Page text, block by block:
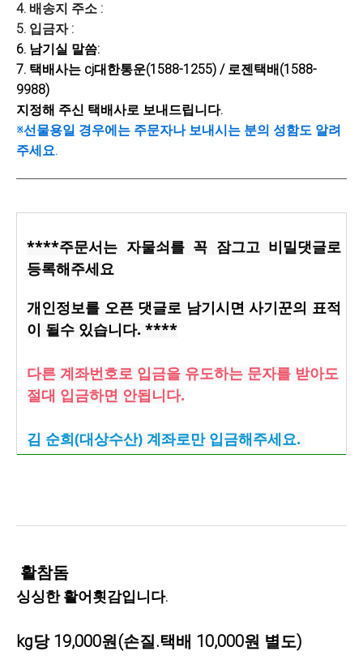
4. 배송지 주소 :
5. 입금자 :
6. 남기실 말씀:
7. 택배사는 cj대한통운(1588-1255) / 로젠택배(1588-
9988)
지정해 주신 택배사로 보내드립니다.
※선물용일 경우에는 주문자나 보내시는 분의 성함도 알려
주세요.
****주문서는 자물쇠를 꼭 잠그고 비밀댓글로
등록해주세요
개인정보를 오픈 댓글로 남기시면 사기꾼의 표적
이 될수 있습니다. ****
다른 계좌번호로 입금을 유도하는 문자를 받아도
절대 입금하면 안됩니다.
김 순희(대상수산) 계좌로만 입금해주세요.
활참돔
싱싱한 활어횟감입니다.
kg당 19,000원(손질.택배 10,000원 별도)